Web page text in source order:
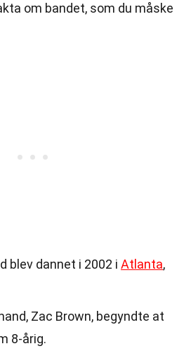
om bandet, som du måske
blev dannet i 2002 i Atlanta,
Zac Brown, begyndte at
8-årig.